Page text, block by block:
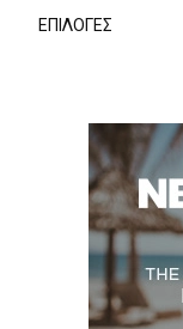
ΕΠΙΛΟΓΕΣ